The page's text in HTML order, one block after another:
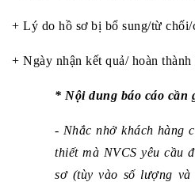
+ Lý do hồ sơ bị bổ sung/từ chối/
+ Ngày nhận kết quả/ hoàn thành
* Nội dung báo cáo cần
- Nhắc nhở khách hàng
thiết mà NVCS yêu cầu
sơ (tùy vào số lượng